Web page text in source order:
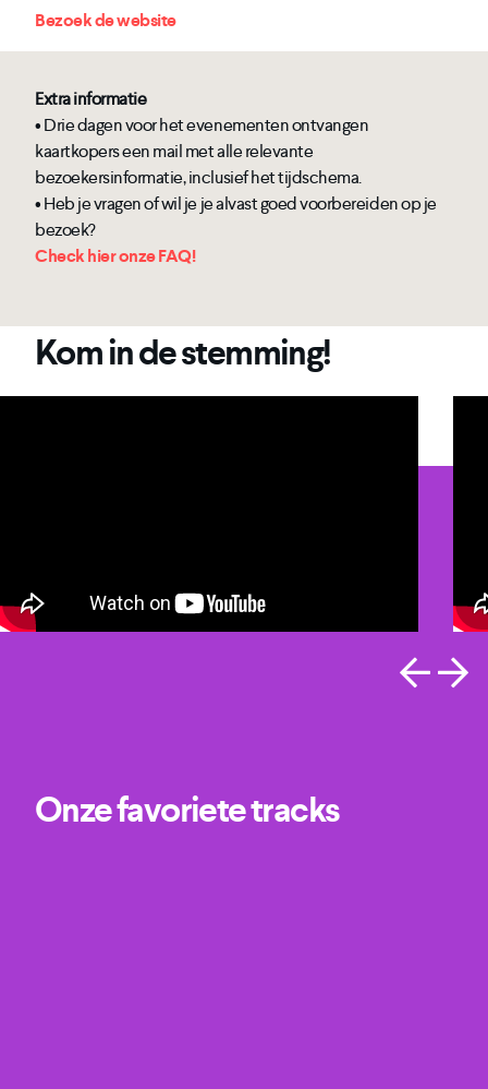
Bezoek de website
Extra informatie
• Drie dagen voor het evenementen ontvangen
kaartkopers een mail met alle relevante
bezoekersinformatie, inclusief het tijdschema.
• Heb je vragen of wil je je alvast goed voorbereiden op je
bezoek?
Check hier onze FAQ!
Kom in de stemming!
Onze favoriete tracks